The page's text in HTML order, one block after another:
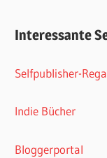
Interessante
Selfpublisher-
Indie Bücher
Bloggerportal